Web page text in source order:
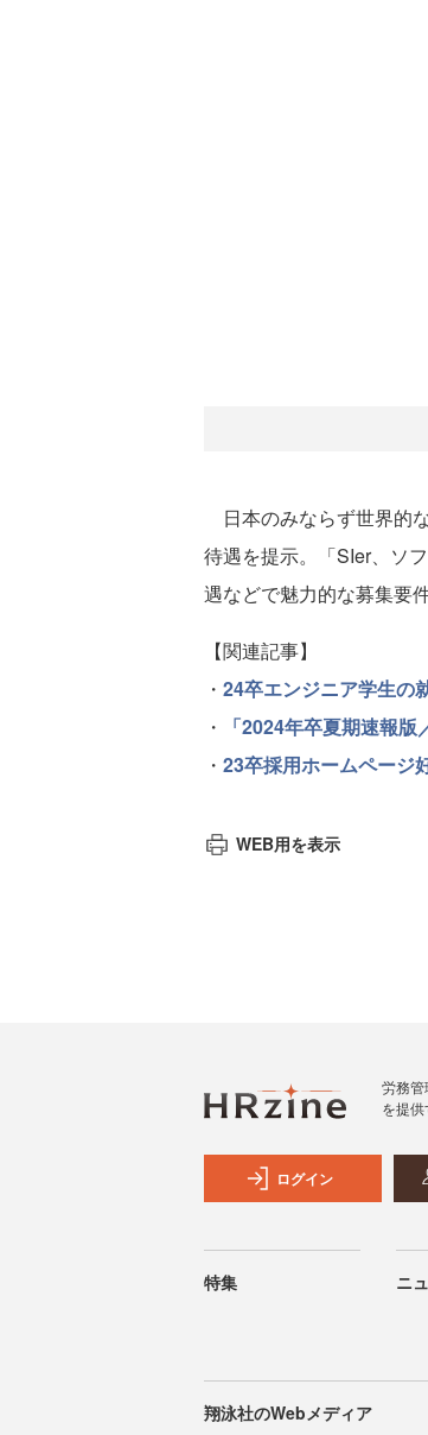
日本のみならず世界的
待遇を提示。「SIer、ソ
遇などで魅力的な募集要
【関連記事】
・ 24卒エンジニア学生の
・
「2024年卒夏期速報
・ 23卒採用ホームページ
WEB用を表示
労務
を提供
ログイン
特集 ニ
翔泳社のWebメディア